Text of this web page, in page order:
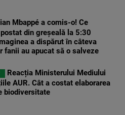
Mbappé a comis-o! Ce
din greșeală la 5:30
a dispărut în câteva
fanii au apucat să o salveze
Reacția Ministerului Mediului
AUR. Cât a costat elaborarea
biodiversitate